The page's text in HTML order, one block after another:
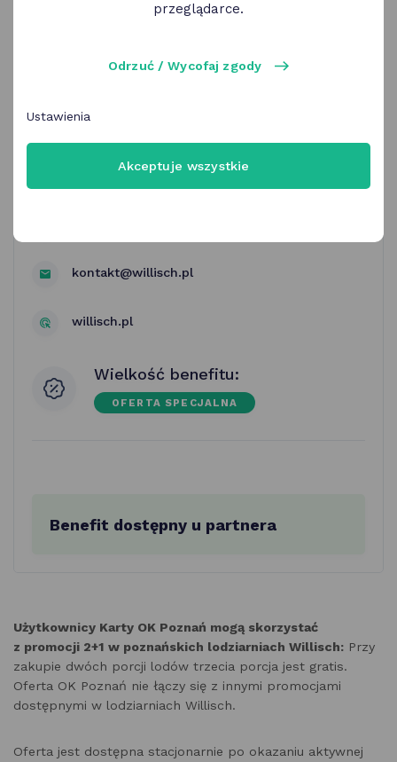
Lody Willisch | 2+1
CH Aveniida, Poznań Nocny Targ Towarzyski,
Cinema City Kinepolis, Centrum Franowo,
Homepark Franowo, Ławica Shopping Factory
kontakt@willisch.pl
willisch.pl
Wielkość benefitu:
OFERTA SPECJALNA
Benefit dostępny u partnera
Użytkownicy Karty OK Poznań mogą skorzystać
z promocji 2+1 w poznańskich lodziarniach Willisch: Przy
zakupie dwóch porcji lodów trzecia porcja jest gratis.
Oferta OK Poznań nie łączy się z innymi promocjami
dostępnymi w lodziarniach Willisch.
Oferta jest dostępna stacjonarnie po okazaniu aktywnej
przeglądarce.
Odrzuć / Wycofaj zgody
Ustawienia
Akceptuje wszystkie